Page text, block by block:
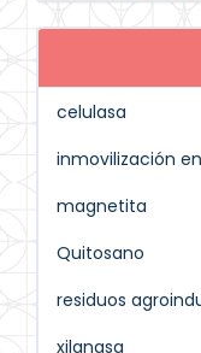
celulasa
inmovilización
magnetita
Quitosano
residuos
xilanasa